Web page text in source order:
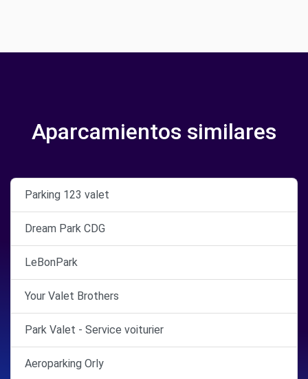
Aparcamientos similares
Parking 123 valet
Dream Park CDG
LeBonPark
Your Valet Brothers
Park Valet - Service voiturier
Aeroparking Orly